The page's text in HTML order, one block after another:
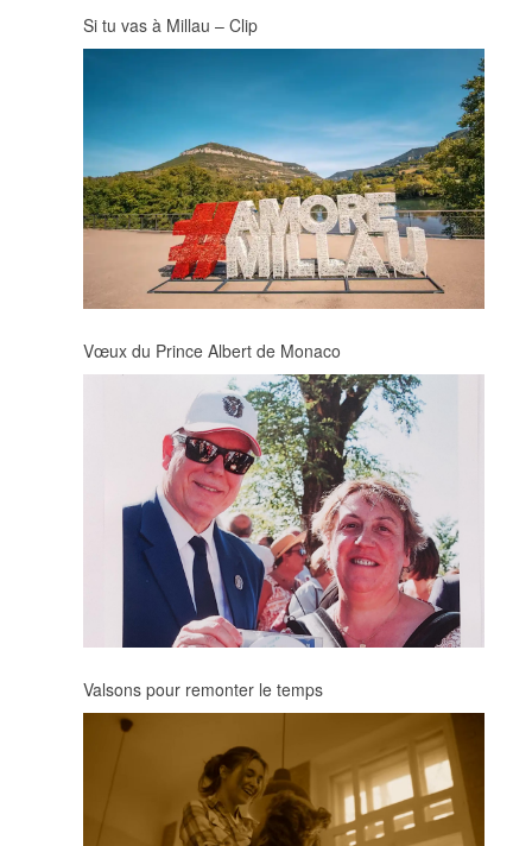
Si tu vas à Millau – Clip
Vœux du Prince Albert de Monaco
Valsons pour remonter le temps